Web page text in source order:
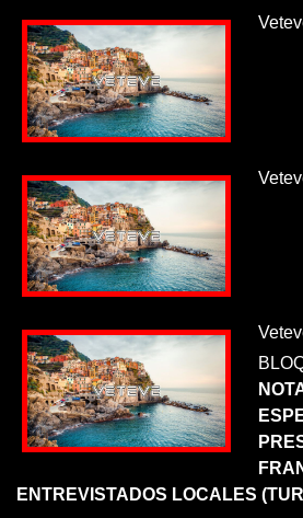
ENTREVISTADOS LOCALES